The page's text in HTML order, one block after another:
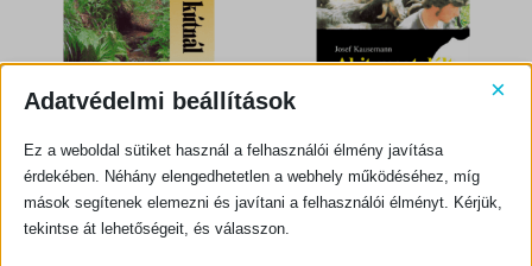
EVANGELIZÁCIÓ
Beszélgetés a kútnál
BIBLIAI TANÍTÁS, HITERŐSÍTŐ
Akit megtalált a kegyelem
Adatvédelmi beállítások ×
Ez a weboldal sütiket használ a felhasználói élmény javítása
érdekében. Néhány elengedhetetlen a webhely működéséhez, míg
mások segítenek elemezni és javítani a felhasználói élményt. Kérjük,
tekintse át lehetőségeit, és válasszon.